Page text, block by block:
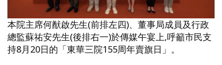
本院主席何猷啟先生(前排左四)、董事局成員及行政
總監蘇祐安先生(後排右一)於傳媒午宴上,呼籲市民支
持8月20日的「東華三院155周年賣旗日」。